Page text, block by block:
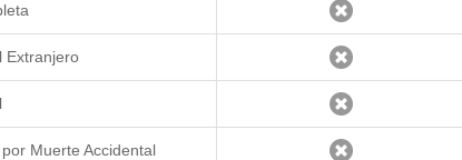
Extranjero
Muerte Accidental